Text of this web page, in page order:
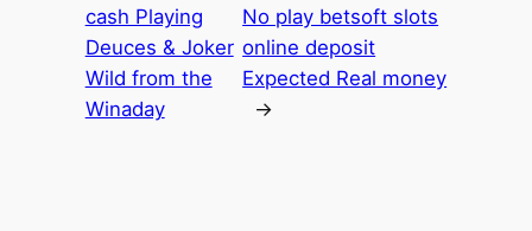
cash Playing
Deuces & Joker
Wild from the
Winaday
No play betsoft slots
online deposit
Expected Real money
→